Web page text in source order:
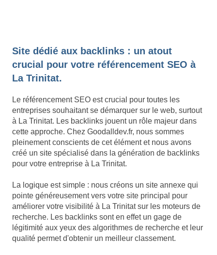
Site dédié aux backlinks : un atout
crucial pour votre référencement SEO à
La Trinitat.
Le référencement SEO est crucial pour toutes les
entreprises souhaitant se démarquer sur le web, surtout
à La Trinitat. Les backlinks jouent un rôle majeur dans
cette approche. Chez Goodalldev.fr, nous sommes
pleinement conscients de cet élément et nous avons
créé un site spécialisé dans la génération de backlinks
pour votre entreprise à La Trinitat.
La logique est simple : nous créons un site annexe qui
pointe généreusement vers votre site principal pour
améliorer votre visibilité à La Trinitat sur les moteurs de
recherche. Les backlinks sont en effet un gage de
légitimité aux yeux des algorithmes de recherche et leur
qualité permet d'obtenir un meilleur classement.